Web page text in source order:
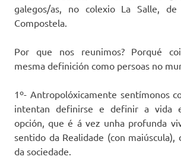
galegos/as, no colexio La Salle,
Compostela.
Por que nos reunimos? Porqué
mesma definición como persoas no
1º- Antropolóxicamente sentímonos
intentan definirse e definir a vida
opción, que é á vez unha profunda
sentido da Realidade (con maiúscula),
da sociedade.